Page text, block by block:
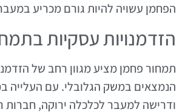
הפחמן עשויה להיות גורם מכריע
הזדמנויות עסקיות
תמחור פחמן מציע מגוון רחב של
הנמצאים במשק הגלובלי. עם העלייה
ודרישה למעבר לכלכלה ירוקה, חברות